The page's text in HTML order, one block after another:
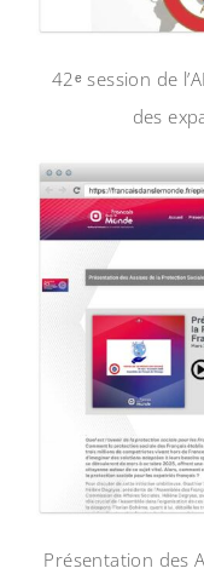
42ᵉ session de
des
Présentation des